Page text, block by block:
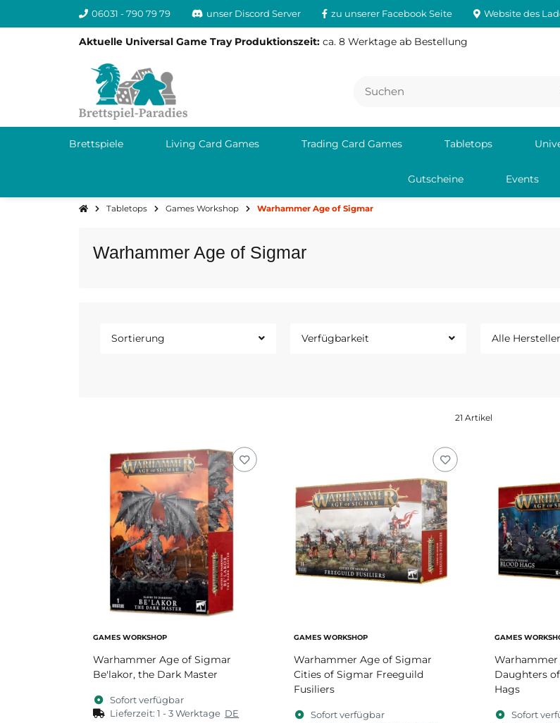
06031 - 790 79 79 unser Discord Server zu unserer Facebook Seite Website des
Aktuelle Universal Game Tray Produktionszeit: ca. 8 Werktage ab Bestellung
Brettspiele Living Card Games Trading Card Games Tabletops
Gutscheine Events
Tabletops Games Workshop Warhammer Age of Sigmar
Warhammer Age of Sigmar
Sortierung Verfügbarkeit Alle Hersteller
21 Artikel
GAMES WORKSHOP
Warhammer Age of Sigmar
Be'lakor, the Dark Master
Sofort verfügbar
Lieferzeit:1 - 3 Werktage DE
GAMES WORKSHOP
Warhammer Age of Sigmar
Cities of Sigmar Freeguild
Fusiliers
Sofort verfügbar
GAMES
Daughters
Hags
Sofort